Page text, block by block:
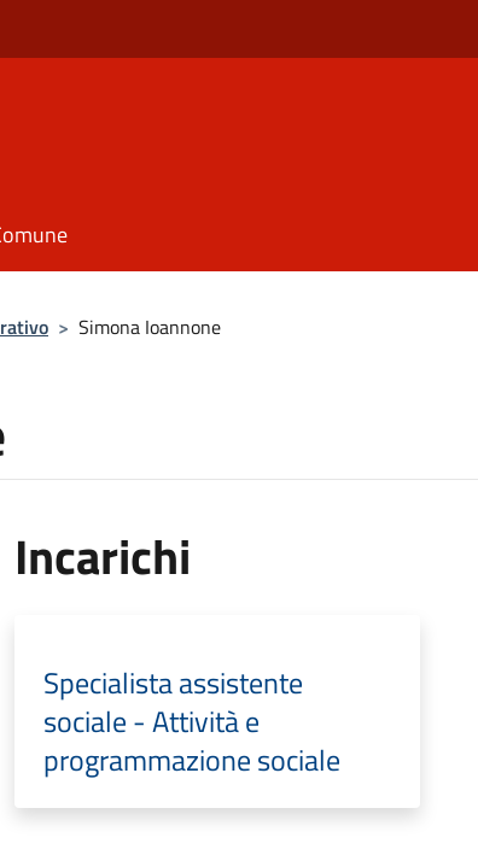
> Simona Ioannone
Incarichi
Specialista assistente
sociale - Attività e
programmazione sociale